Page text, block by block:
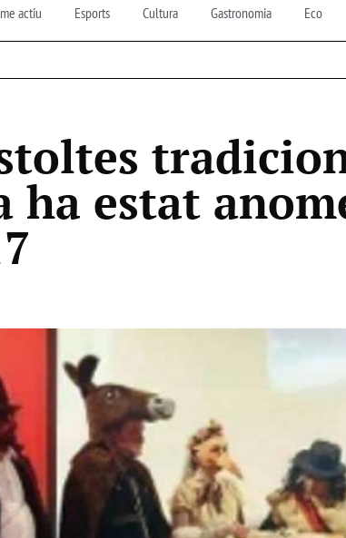
actiu Esports Cultura Gastronomia Eco
ha estat